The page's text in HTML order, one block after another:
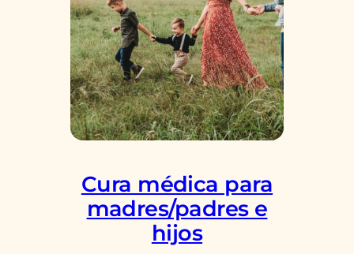
Cura médica para
madres/padres e
hijos